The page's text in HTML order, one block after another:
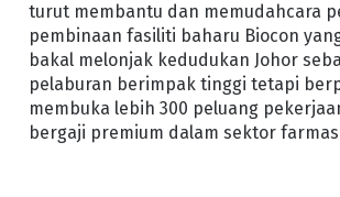
turut membantu dan memudahcara
pembinaan fasiliti baharu Biocon
bakal melonjak kedudukan Johor
pelaburan berimpak tinggi tetapi
membuka lebih 300 peluang
bergaji premium dalam sektor